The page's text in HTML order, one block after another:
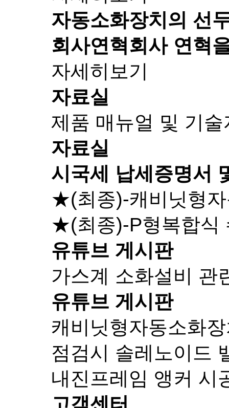
자동소화장치의 선
회사연혁회사 연혁
자세히보기
자료실
제품 매뉴얼 및 기
자료실
시국세 납세증명서
★(최종)-캐비닛형
★(최종)-P형복합
유튜브 게시판
가스계 소화설비 관
유튜브 게시판
캐비닛형자동소화
점검시 솔레노이드
내진프레임 앵커 시